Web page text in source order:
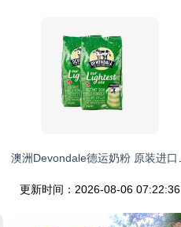
更新时间：2026-08-06 07:22:36